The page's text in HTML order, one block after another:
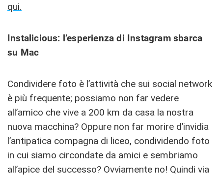
qui.
Instalicious: l’esperienza di Instagram sbarca
su Mac
Condividere foto è l’attività che sui social network
è più frequente; possiamo non far vedere
all’amico che vive a 200 km da casa la nostra
nuova macchina? Oppure non far morire d’invidia
l’antipatica compagna di liceo, condividendo foto
in cui siamo circondate da amici e sembriamo
all’apice del successo? Ovviamente no! Quindi via